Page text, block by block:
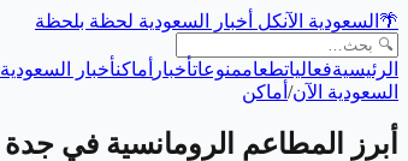
🌴 السعودية الآنكل أخبار السعودية لحظة بلحظة
الرئيسيةفعالياتطعاممنوعاتأخبار أماكنأخبار السعودية
السعودية الآن/ أماكن
أبرز المطاعم الرومانسية في جدة